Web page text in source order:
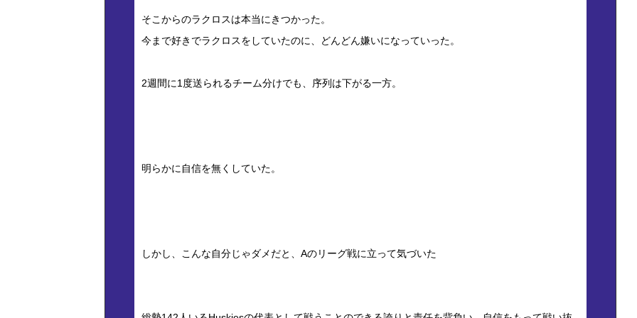
そこからのラクロスは本当にきつかった。
今まで好きでラクロスをしていたのに、どんどん嫌いになっていった。
2週間に1度送られるチーム分けでも、序列は下がる一方。
明らかに自信を無くしていた。
しかし、こんな自分じゃダメだと、Aのリーグ戦に立って気づいた